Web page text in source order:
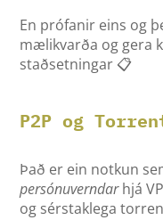
En prófanir eins og
mælikvarða og gera
staðsetningar 📋
P2P og
Það er ein notkun
persónuverndarhjá
og sérstaklega